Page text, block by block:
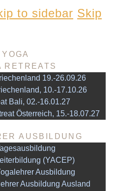
to sidebar Skip
YOGA
RETREATS
19.-26.09.26
10.-17.10.26
Bali, 02.-16.01.27
Österreich, 15.-18.07.27
AUSBILDUNG
(YACEP)
Ausbildung
Ausbildung Ausland